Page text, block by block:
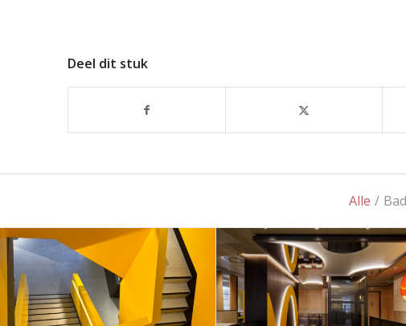
Deel dit stuk
Alle /
Naadloos
meesterwerk voor
McDonald’s in een
rijksmonument: